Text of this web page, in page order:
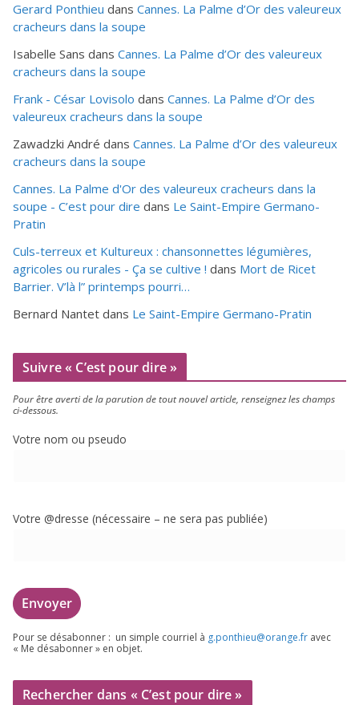
Gerard Ponthieu dans Cannes. La Palme d’Or des valeureux
cracheurs dans la soupe
Isabelle Sans dans Cannes. La Palme d’Or des valeureux
cracheurs dans la soupe
Frank - César Lovisolo dans Cannes. La Palme d’Or des
valeureux cracheurs dans la soupe
Zawadzki André dans Cannes. La Palme d’Or des valeureux
cracheurs dans la soupe
Cannes. La Palme d'Or des valeureux cracheurs dans la
soupe - C’est pour dire dans Le Saint-Empire Germano-
Pratin
Culs-terreux et Kultureux : chansonnettes légumières,
agricoles ou rurales - Ça se cultive ! dans Mort de Ricet
Barrier. V’là l” printemps pourri…
Bernard Nantet dans Le Saint-Empire Germano-Pratin
Suivre « C’est pour dire »
Pour être aver­ti de la paru­tion de tout nou­vel article, ren­sei­gnez les champs
ci-dessous.
Votre nom ou pseudo
Votre @dresse (néces­saire – ne sera pas publiée)
Pour se désa­bon­ner : un simple cour­riel à g.​ponthieu@​orange.​fr avec
« Me désa­bon­ner » en objet.
Rechercher dans « C’est pour dire »